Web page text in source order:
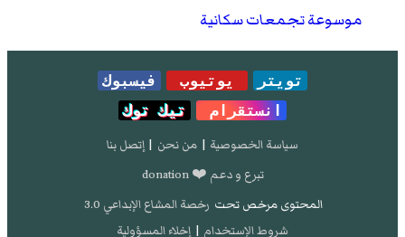
موسوعة تجمعات سكانية
تويتر يوتيوب
فيسبوك
انستقرام
تيك توك
سياسة الخصوصية | من نحن | إتصل بنا
تبرع و دعم ❤️ donation
المحتوى مرخص تحت رخصة المشاع الإبداعي 3.0
شروط الإستخدام | إخلاء المسؤولية